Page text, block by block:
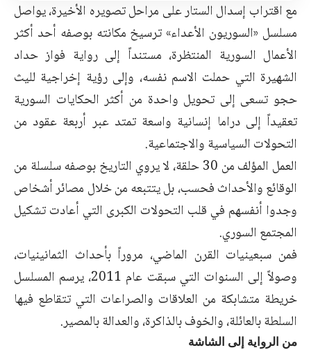
مع اقتراب إسدال الستار على مراحل تصويره الأخيرة، يواصل
مسلسل «السوريون الأعداء» ترسيخ مكانته بوصفه أحد أكثر
الأعمال السورية المنتظرة، مستنداً إلى رواية فواز حداد
الشهيرة التي حملت الاسم نفسه، وإلى رؤية إخراجية لليث
حجو تسعى إلى تحويل واحدة من أكثر الحكايات السورية
تعقيداً إلى دراما إنسانية واسعة تمتد عبر أربعة عقود من
التحولات السياسية والاجتماعية.
العمل المؤلف من 30 حلقة، لا يروي التاريخ بوصفه سلسلة من
الوقائع والأحداث فحسب، بل يتتبعه من خلال مصائر أشخاص
وجدوا أنفسهم في قلب التحولات الكبرى التي أعادت تشكيل
المجتمع السوري.
فمن سبعينيات القرن الماضي، مروراً بأحداث الثمانينيات،
وصولاً إلى السنوات التي سبقت عام 2011، يرسم المسلسل
خريطة متشابكة من العلاقات والصراعات التي تتقاطع فيها
السلطة بالعائلة، والخوف بالذاكرة، والعدالة بالمصير.
من الرواية إلى الشاشة